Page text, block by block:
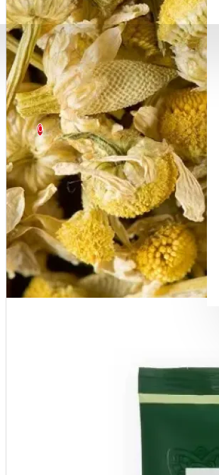
Ustensile barista
Blendere si Aparate
Milkshake
Storcatoare pentru
Fructe si Legume
BLOG
CONTACT
0 produs(e) - 0,00RON
0
Coșul este gol!